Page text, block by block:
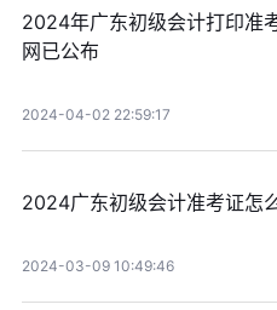
2024年广东初级会计打印准
网已公布
2024-04-02 22:59:17
2024广东初级会计准考证怎
2024-03-09 10:49:46